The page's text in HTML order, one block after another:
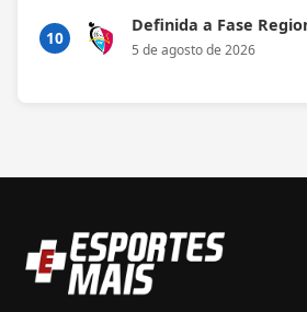
10
Definida a Fase
5 de agosto de 2026